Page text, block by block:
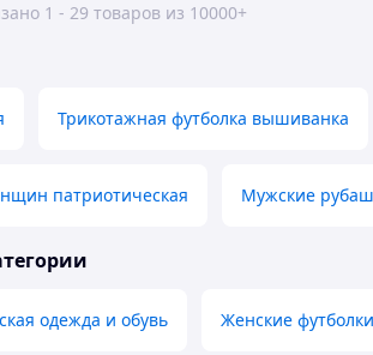
1 - 29 товаров из 10000+
Трикотажная футболка вышиванка
патриотическая Мужские
одежда и обувь Женские